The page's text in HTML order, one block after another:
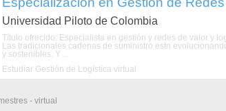
Universidad Piloto de Colombia
Título ofrecido: Especialista en gestión y redes de valor y
Las tradicionales cadenas de suministro estn
y sostenibles. Y ...
Estudiar Gestión de Logística virtual
- virtual